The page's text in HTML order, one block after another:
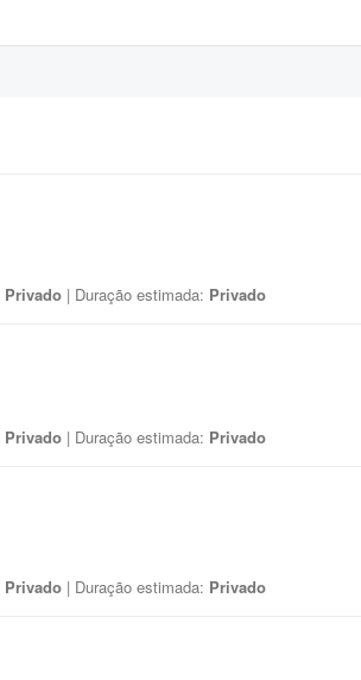
Privado | Duração estimada: Privado
Privado | Duração estimada: Privado
Privado | Duração estimada: Privado